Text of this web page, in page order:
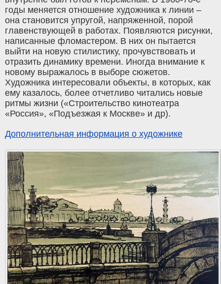
годы меняется отношение художника к линии –
она становится упругой, напряженной, порой
главенствующей в работах. Появляются рисунки,
написанные фломастером. В них он пытается
выйти на новую стилистику, прочувствовать и
отразить динамику времени. Иногда внимание к
новому выражалось в выборе сюжетов.
Художника интересовали объекты, в которых, как
ему казалось, более отчетливо читались новые
ритмы жизни («Строительство кинотеатра
«Россия», «Подъезжая к Москве» и др).
Дополнительная информация о художнике